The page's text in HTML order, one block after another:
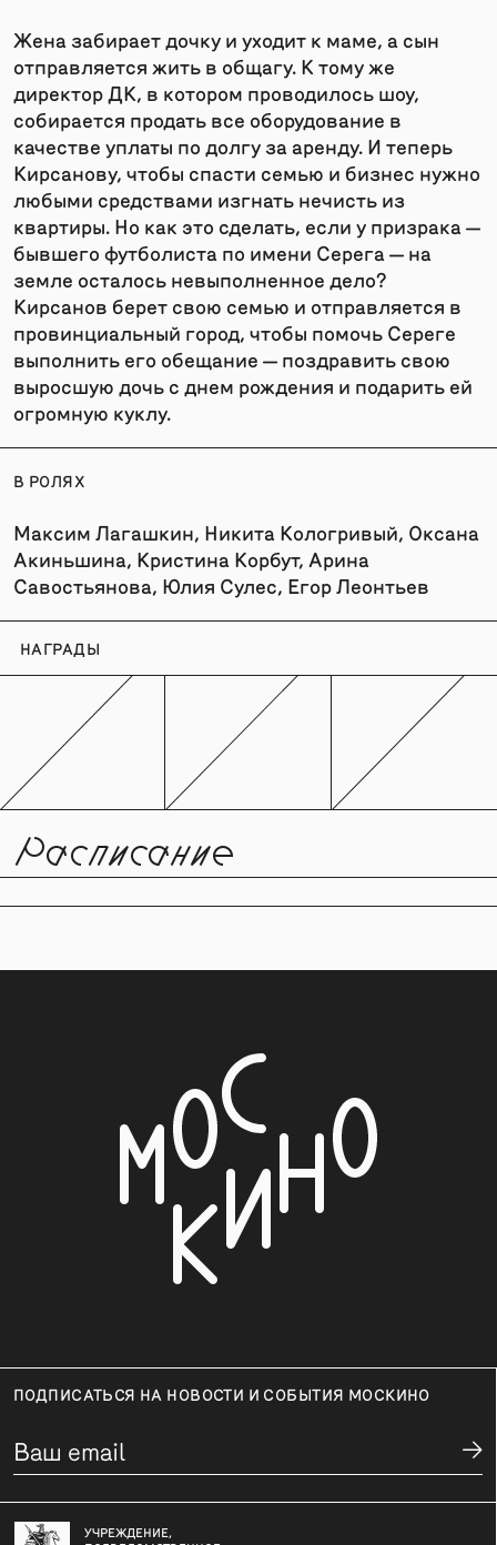
Жена забирает дочку и уходит к маме, а сын
отправляется жить в общагу. К тому же
директор ДК, в котором проводилось шоу,
собирается продать все оборудование в
качестве уплаты по долгу за аренду. И теперь
Кирсанову, чтобы спасти семью и бизнес нужно
любыми средствами изгнать нечисть из
квартиры. Но как это сделать, если у призрака —
бывшего футболиста по имени Серега — на
земле осталось невыполненное дело?
Кирсанов берет свою семью и отправляется в
провинциальный город, чтобы помочь Сереге
выполнить его обещание — поздравить свою
выросшую дочь с днем рождения и подарить ей
огромную куклу.
В РОЛЯХ
Максим Лагашкин, Никита Кологривый, Оксана
Акиньшина, Кристина Корбут, Арина
Савостьянова, Юлия Сулес, Егор Леонтьев
НАГРАДЫ
Расписание
ПОДПИСАТЬСЯ НА НОВОСТИ И СОБЫТИЯ МОСКИНО
УЧРЕЖДЕНИЕ,